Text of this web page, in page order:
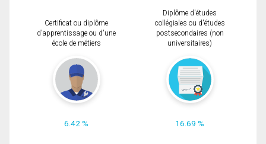
Certificat ou diplôme
d'apprentissage ou d'une
école de métiers
6.42 %
Diplôme d'études
collégiales ou d'études
postsecondaires (non
universitaires)
16.69 %